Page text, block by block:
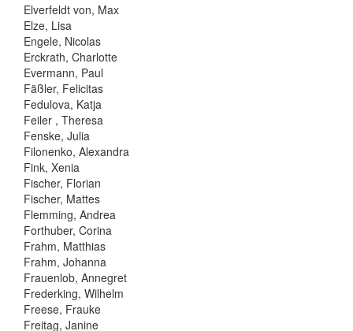
Elverfeldt von, Max
Elze, Lisa
Engele, Nicolas
Erckrath, Charlotte
Evermann, Paul
Fäßler, Felicitas
Fedulova, Katja
Feiler , Theresa
Fenske, Julia
Filonenko, Alexandra
Fink, Xenia
Fischer, Florian
Fischer, Mattes
Flemming, Andrea
Forthuber, Corina
Frahm, Matthias
Frahm, Johanna
Frauenlob, Annegret
Frederking, Wilhelm
Freese, Frauke
Freitag, Janine